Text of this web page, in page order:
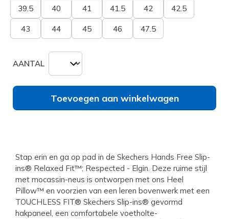
39.5 40 41 41.5 42 42.5
43 44 45 46 47.5
AANTAL
Toevoegen aan winkelwagen
Stap erin en ga op pad in de Skechers Hands Free Slip-
ins® Relaxed Fit™: Respected - Elgin. Deze ruime stijl
met mocassin-neus is ontworpen met ons Heel
Pillow™ en voorzien van een leren bovenwerk met een
TOUCHLESS FIT® Skechers Slip-ins® gevormd
hakpaneel, een comfortabele voetholte-